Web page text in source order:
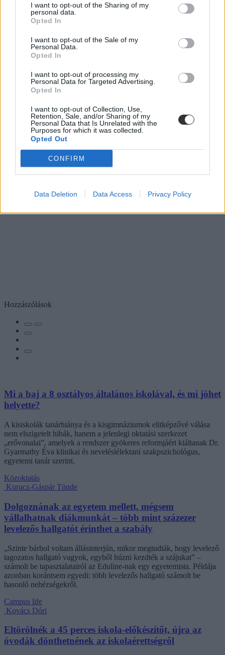
I want to opt-out of the Sharing of my
personal data.
Opted In
I want to opt-out of the Sale of my
Personal Data.
Opted In
I want to opt-out of processing my
Personal Data for Targeted Advertising.
Opted In
I want to opt-out of Collection, Use,
Retention, Sale, and/or Sharing of my
Personal Data that Is Unrelated with the
Purposes for which it was collected.
Opted Out
CONFIRM
Data Deletion Data Access Privacy Policy
Hozzászólások
Mi a baj a 8 osztályos általános iskolával, és mi jöhet
helyette?
A kisiskolák tanárhiánya és a kisgimnáziumok elitképzővé válása
nem elszigetelt hibák, hanem a jelenlegi oktatási szerkezet
„erővonalai”, amelyek a rendszer gyökeres reformjáért kiáltanak Dr.
Gyarmathy Éva klinikai és neveléslélektani szakpszichológus,
egyetemi tanár szerint.
Közoktatás
Kurucz-Gáspár Tünde
Dolgoznának az egyetem mellett, mégsem
vállalhatnak diákmunkát – több mint százezer
levelezős hallgatót érinthet a szabály
„Szinte bárhol voltam állásinterjún, mikor megtudták, hogy levelező
tagozatos hallgató vagyok, egyből húzni kezdték a szájukat” –
számolt be tapasztalatairól az Eduline-nak egy egyetemista. Példája
azonban korántsem egyedi: több levelezős hallgató számolt be
hasonló nehézségekről.
Campus life
Kovács Dóri
Eltörölnék a 45 perces iskola-előkészítőt, újra az
óvodák dönthetnének az iskolaérettségről